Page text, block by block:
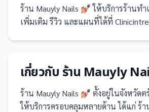
ร้าน Mauyly Nails 💅🏼 ให้บริการร้านท
เพิ่มเติม รีวิว และแผนที่ได้ที่
เกี่ยวกับร้าน Mauyly
ร้าน Mauyly Nails 💅🏼 ตั้งอยู่ในจังหวัดต
ให้บริการครอบคลุมหลายด้าน ได้แก่ ร้า